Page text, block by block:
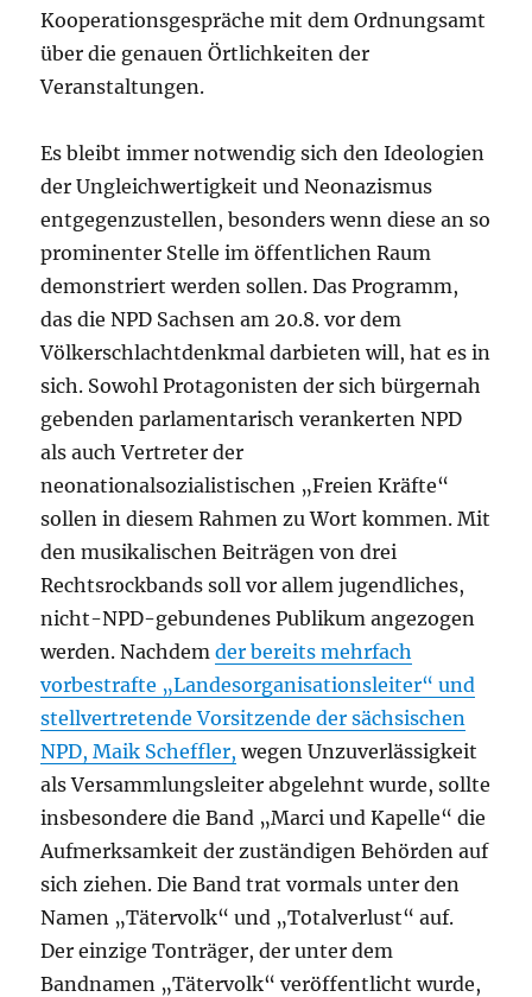
Kooperationsgespräche mit dem Ordnungsamt
über die genauen Örtlichkeiten der
Veranstaltungen.
Es bleibt immer notwendig sich den Ideologien
der Ungleichwertigkeit und Neonazismus
entgegenzustellen, besonders wenn diese an so
prominenter Stelle im öffentlichen Raum
demonstriert werden sollen. Das Programm,
das die NPD Sachsen am 20.8. vor dem
Völkerschlachtdenkmal darbieten will, hat es in
sich. Sowohl Protagonisten der sich bürgernah
gebenden parlamentarisch verankerten NPD
als auch Vertreter der
neonationalsozialistischen „Freien Kräfte“
sollen in diesem Rahmen zu Wort kommen. Mit
den musikalischen Beiträgen von drei
Rechtsrockbands soll vor allem jugendliches,
nicht-NPD-gebundenes Publikum angezogen
werden. Nachdemder bereits mehrfach
vorbestrafte „Landesorganisationsleiter“ und
stellvertretende Vorsitzende der sächsischen
NPD, Maik Scheffler, wegen Unzuverlässigkeit
als Versammlungsleiter abgelehnt wurde, sollte
insbesondere die Band „Marci und Kapelle“ die
Aufmerksamkeit der zuständigen Behörden auf
sich ziehen. Die Band trat vormals unter den
Namen „Tätervolk“ und „Totalverlust“ auf.
Der einzige Tonträger, der unter dem
Bandnamen „Tätervolk“ veröffentlicht wurde,